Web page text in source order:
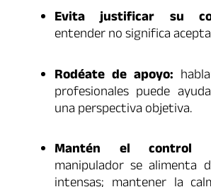
Evita justificar su
entender no significa
Rodéate de apoyo:
profesionales puede
una perspectiva objetiva.
Mantén el control
manipulador se alimenta